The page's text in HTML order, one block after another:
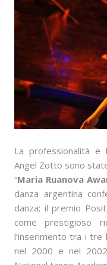
La professionalità e
Angel Zotto sono
“Maria Ruanova
danza argentina
danza; il premio
come prestigioso
l’inserimento tra i tre
nel 2000 e nel 2002